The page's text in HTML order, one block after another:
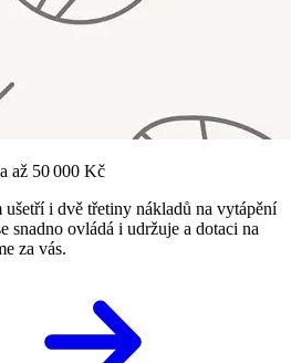
až 50 000 Kč
ušetří i dvě třetiny nákladů na vytápění
snadno ovládá i udržuje a dotaci na
za vás.